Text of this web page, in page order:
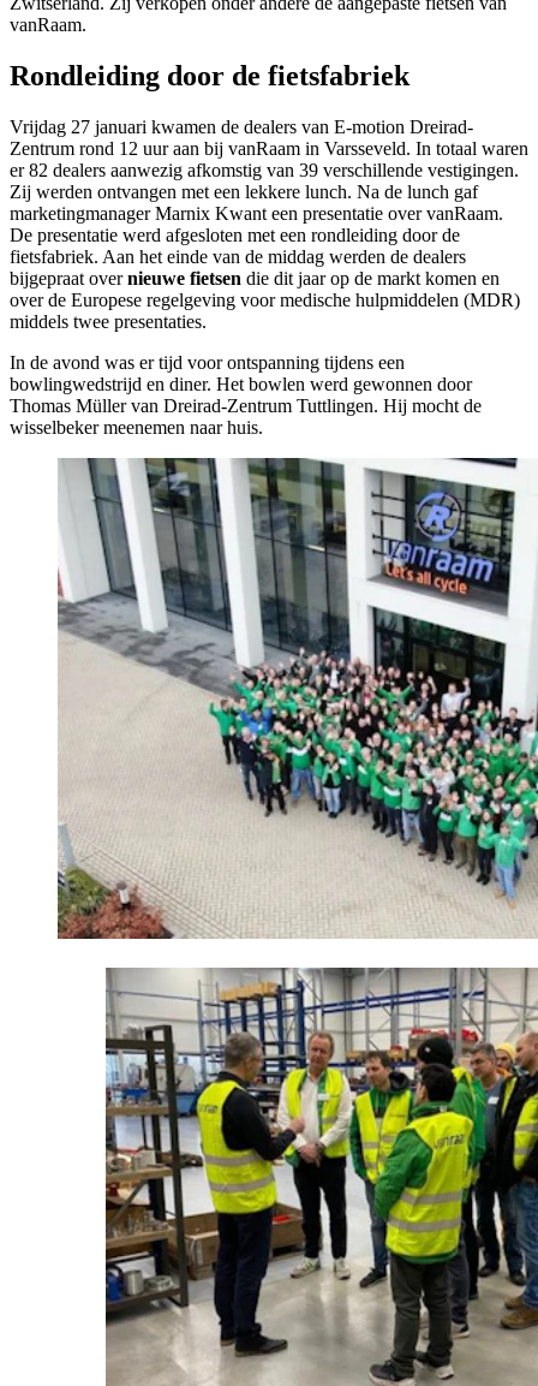
vanRaam.
Rondleiding door de fietsfabriek
Vrijdag 27 januari kwamen de dealers van E-motion Dreirad-
Zentrum rond 12 uur aan bij vanRaam in Varsseveld. In totaal waren
er 82 dealers aanwezig afkomstig van 39 verschillende vestigingen.
Zij werden ontvangen met een lekkere lunch. Na de lunch gaf
marketingmanager Marnix Kwant een presentatie over vanRaam.
De presentatie werd afgesloten met een rondleiding door de
fietsfabriek. Aan het einde van de middag werden de dealers
bijgepraat overnieuwe fietsen die dit jaar op de markt komen en
over de Europese regelgeving voor medische hulpmiddelen (MDR)
middels twee presentaties.
In de avond was er tijd voor ontspanning tijdens een
bowlingwedstrijd en diner. Het bowlen werd gewonnen door
Thomas Müller van Dreirad-Zentrum Tuttlingen. Hij mocht de
wisselbeker meenemen naar huis.